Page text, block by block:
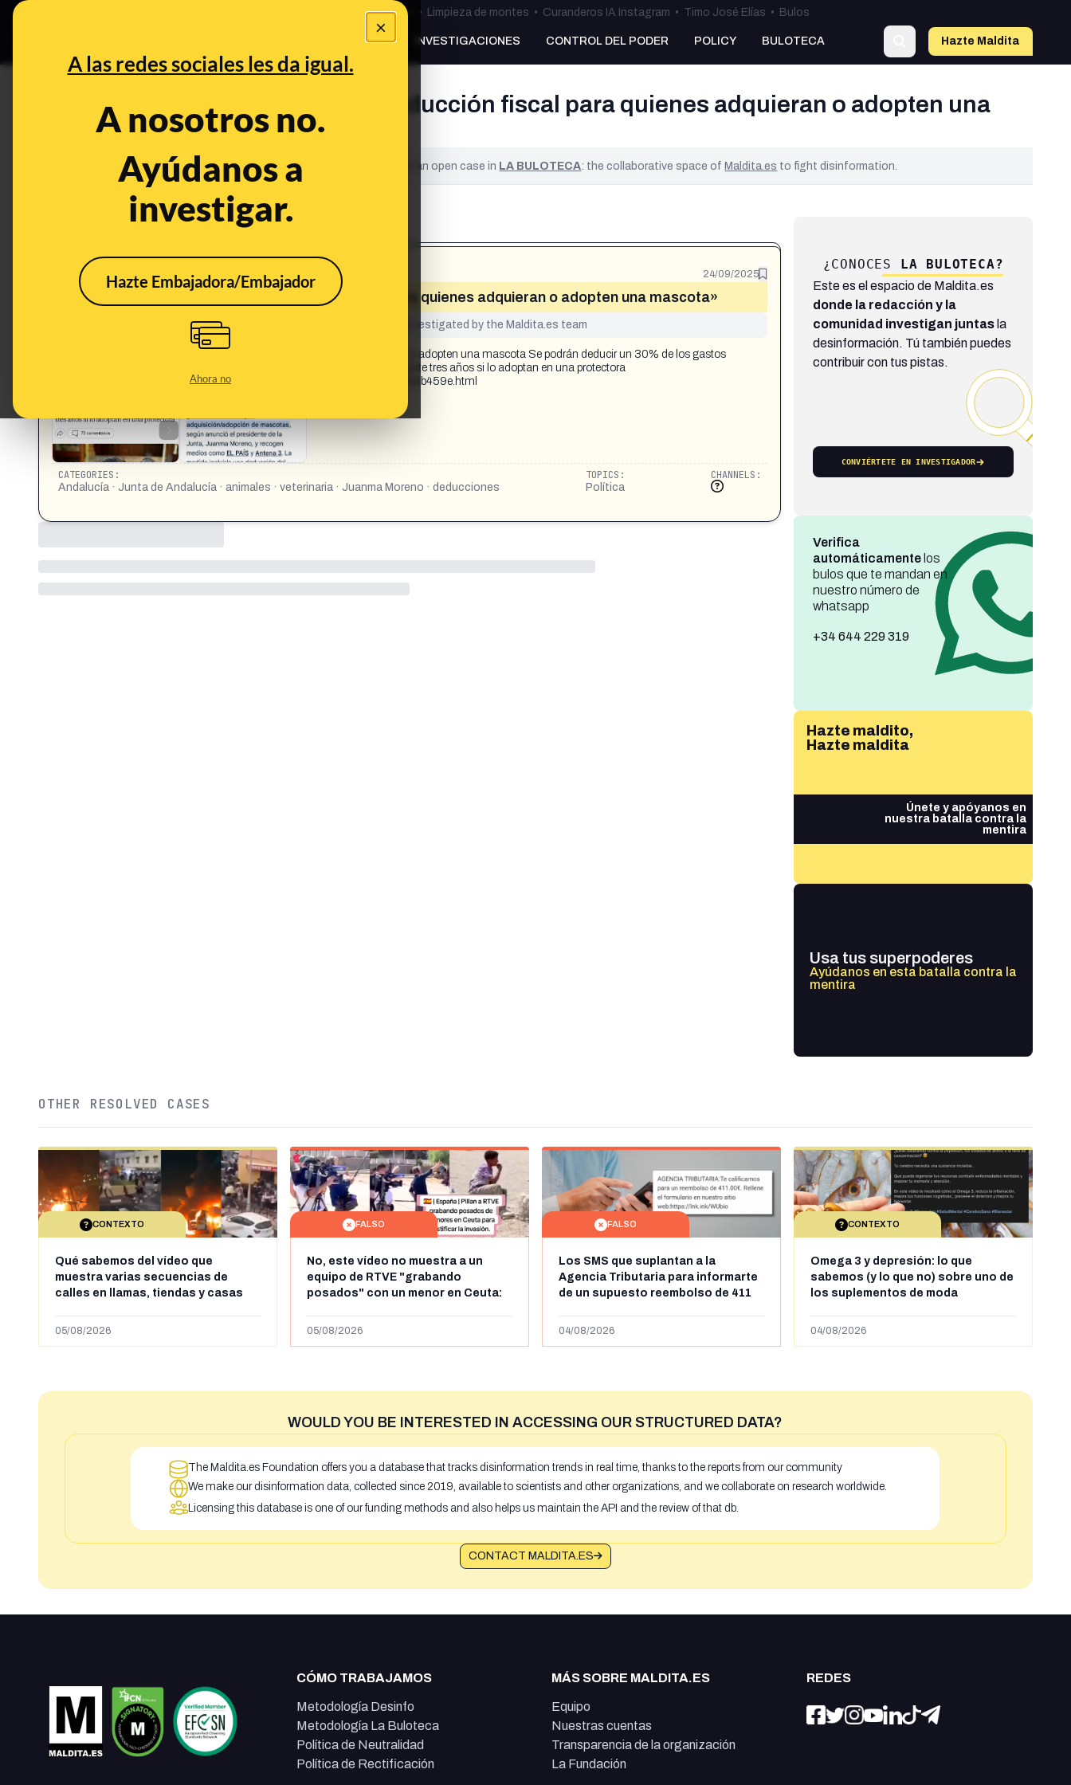
×
A las redes sociales les da igual.
A nosotros no.
Ayúdanos a
investigar.
Hazte Embajadora/Embajador
Ahora no
Bulos Ceuta • Limpieza de montes • Curanderos IA Instagram • Timo José Elías • Bulos
PREBUNKING INVESTIGACIONES CONTROL DEL PODER POLICY BULOTECA Hazte Maldita
¿Juanma Moreno anuncia una deducción fiscal para quienes adquieran o adopten una
mascota?
This content has NOT yet been verified. It is an open case in LA BULOTECA: the collaborative space ofMaldita.es to fight disinformation.
What's being said: 24/09/2025
«Juanma Moreno anuncia una deducción fiscal para quienes adquieran o adopten una mascota»
This content has not yet been investigated by the Maldita.es team
Juanma Moreno anuncia una deducción fiscal para quienes adquieran o adopten una mascota Se podrán deducir un 30% de los gastos
veterinarios el primer año (hasta 100 euros) si compran el animal y durante tres años si lo adoptan en una protectora
https://www.elmundo.es/andalucia/2025/09/23/68d29109e4d4d8af318b459e.html
CATEGORIES:
Andalucía · Junta de Andalucía · animales · veterinaria · Juanma Moreno · deducciones
TOPICS:
Política
CHANNELS:
¿CONOCES LA BULOTECA?
Este es el espacio de Maldita.es
donde la redacción y la
comunidad investigan juntasla
desinformación. Tú también puedes
contribuir con tus pistas.
CONVIÉRTETE EN INVESTIGADOR
Verifica
automáticamentelos
bulos que te mandan en
nuestro número de
whatsapp
+34 644 229 319
Hazte maldito,
Hazte maldita
Únete y apóyanos en
nuestra batalla contra la
mentira
Usa tus superpoderes
Ayúdanos en esta batalla contra la
mentira
OTHER RESOLVED CASES
CONTEXTO
Qué sabemos del vídeo que
muestra varias secuencias de
calles en llamas, tiendas y casas
supuestamente en España tras la
05/08/2026
FALSO
No, este vídeo no muestra a un
equipo de RTVE "grabando
posados" con un menor en Ceuta:
VRT
05/08/2026
FALSO
Los SMS que suplantan a la
Agencia Tributaria para informarte
de un supuesto reembolso de 411
04/08/2026
CONTEXTO
Omega 3 y depresión: lo que
sabemos (y lo que no) sobre uno de
los suplementos de moda
04/08/2026
WOULD YOU BE INTERESTED IN ACCESSING OUR STRUCTURED DATA?
The Maldita.es Foundation offers you a database that tracks disinformation trends in real time, thanks to the reports from our community
We make our disinformation data, collected since 2019, available to scientists and other organizations, and we collaborate on research worldwide.
Licensing this database is one of our funding methods and also helps us maintain the API and the review of that db.
CONTACT MALDITA.ES
CÓMO TRABAJAMOS
Metodología Desinfo
Metodología La Buloteca
Política de Neutralidad
Política de Rectificación
MÁS SOBRE MALDITA.ES
Equipo
Nuestras cuentas
Transparencia de la organización
La Fundación
REDES